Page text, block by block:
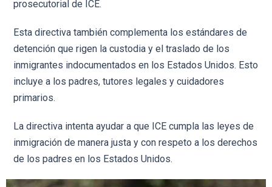
prosecutorial de ICE.
Esta directiva también complementa los estándares de
detención que rigen la custodia y el traslado de los
inmigrantes indocumentados en los Estados Unidos. Esto
incluye a los padres, tutores legales y cuidadores
primarios.
La directiva intenta ayudar a que ICE cumpla las leyes de
inmigración de manera justa y con respeto a los derechos
de los padres en los Estados Unidos.